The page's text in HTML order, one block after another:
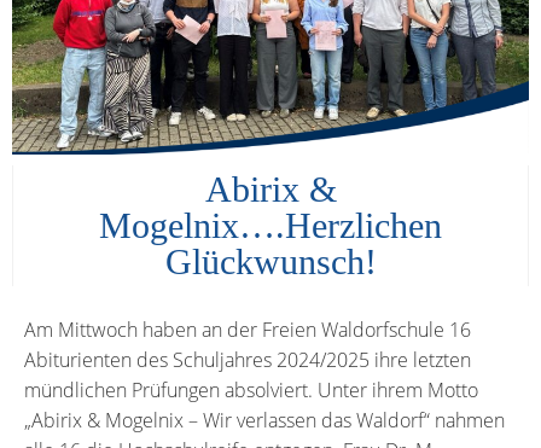
Abirix &
Mogelnix….Herzlichen
Glückwunsch!
Am Mittwoch haben an der Freien Waldorfschule 16
Abiturienten des Schuljahres 2024/2025 ihre letzten
mündlichen Prüfungen absolviert. Unter ihrem Motto
„Abirix & Mogelnix – Wir verlassen das Waldorf“ nahmen